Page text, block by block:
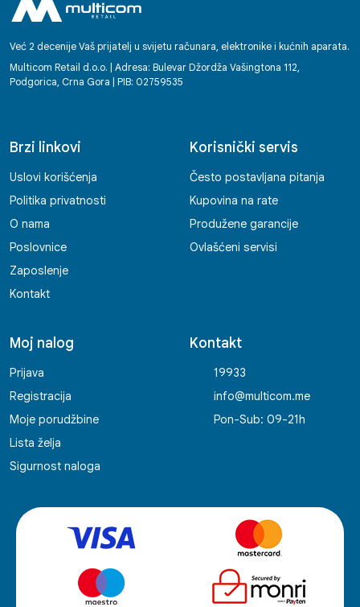
Već 2 decenije Vaš prijatelj u svijetu računara, elektronike i kućnih aparata.
Multicom Retail d.o.o. | Adresa: Bulevar Džordža Vašingtona 112,
Podgorica, Crna Gora | PIB: 02759535
Brzi linkovi
Uslovi korišćenja
Politika privatnosti
O nama
Poslovnice
Zaposlenje
Kontakt
Korisnički servis
Često postavljana pitanja
Kupovina na rate
Produžene garancije
Ovlašćeni servisi
Moj nalog
Prijava
Registracija
Moje porudžbine
Lista želja
Sigurnost naloga
Kontakt
19933
info@multicom.me
Pon-Sub: 09-21h